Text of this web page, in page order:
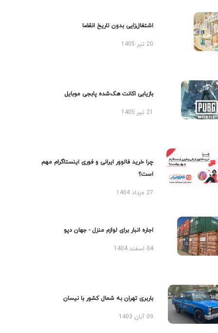
اشتغال‌زایی بدون تاریخ انقضا
20 تیر 1405
بازیابی اکانت هک‌شده پابجی موبایل
چرا خرید فالوور ایرانی و فوری اینستاگرام مهم
است؟
27 مرداد 1404
اجاره انبار برای لوازم منزل - جهان دپو
04 اسفند 1404
باربری تهران به شمال کشور با نیسان
09 آبان 1403